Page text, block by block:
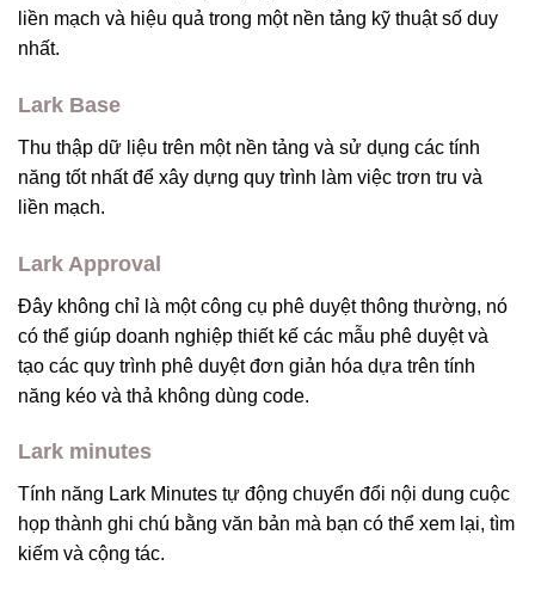
liền mạch và hiệu quả trong một nền tảng kỹ thuật số duy
nhất.
Lark Base​
Thu thập dữ liệu trên một nền tảng và sử dụng các tính
năng tốt nhất để xây dựng quy trình làm việc trơn tru và
liền mạch.
Lark Approval
Đây không chỉ là một công cụ phê duyệt thông thường, nó
có thể giúp doanh nghiệp thiết kế các mẫu phê duyệt và
tạo các quy trình phê duyệt đơn giản hóa dựa trên tính
năng kéo và thả không dùng code.
Lark minutes
Tính năng Lark Minutes tự động chuyển đổi nội dung cuộc
họp thành ghi chú bằng văn bản mà bạn có thể xem lại, tìm
kiếm và cộng tác.